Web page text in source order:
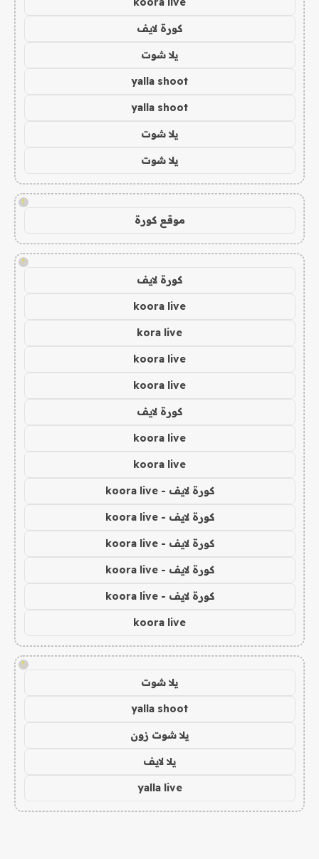
كورة لايف
يلا شوت
yalla shoot
yalla shoot
يلا شوت
يلا شوت
!
موقع كورة
!
كورة لايف
koora live
kora live
koora live
koora live
كورة لايف
koora live
koora live
كورة لايف - koora live
كورة لايف - koora live
كورة لايف - koora live
كورة لايف - koora live
كورة لايف - koora live
koora live
!
يلا شوت
yalla shoot
يلا شوت زون
يلا لايف
yalla live